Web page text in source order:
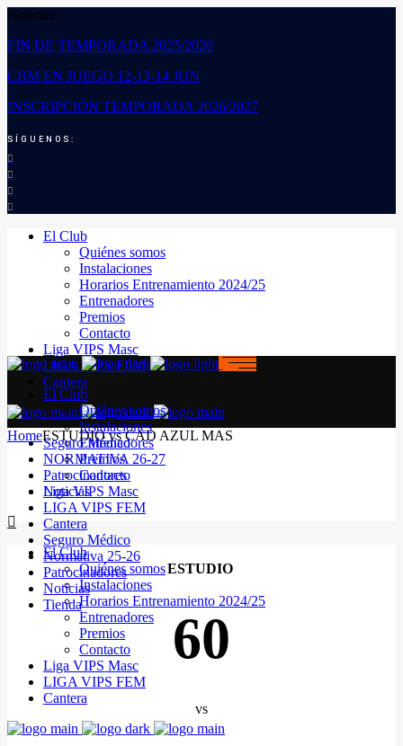
Noticias:
FIN DE TEMPORADA 2025/2026
CBM EN JUEGO 12-13-14 JUN
INSCRIPCIÓN TEMPORADA 2026/2027
SÍGUENOS:
El Club
Quiénes somos
Instalaciones
Horarios Entrenamiento 2024/25
Entrenadores
Premios
Contacto
Liga VIPS Masc
LIGA VIPS FEM
Cantera
Seguro Médico
NORMATIVA 26-27
Patrocinadores
Noticias
El Club
Quiénes somos
Instalaciones
Horarios Entrenamiento 2024/25
Entrenadores
Premios
Contacto
Liga VIPS Masc
LIGA VIPS FEM
Cantera
El Club
Quiénes somos
Instalaciones
Entrenadores
Premios
Contacto
Liga VIPS Masc
LIGA VIPS FEM
Cantera
Seguro Médico
Normativa 25-26
Patrocinadores
Noticias
Tienda
HomeESTUDIO vs CAD AZUL MAS
ESTUDIO
60
vs